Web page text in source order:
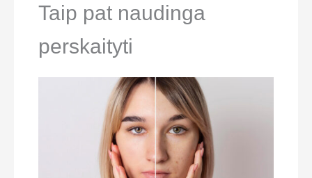
Taip pat naudinga
perskaityti